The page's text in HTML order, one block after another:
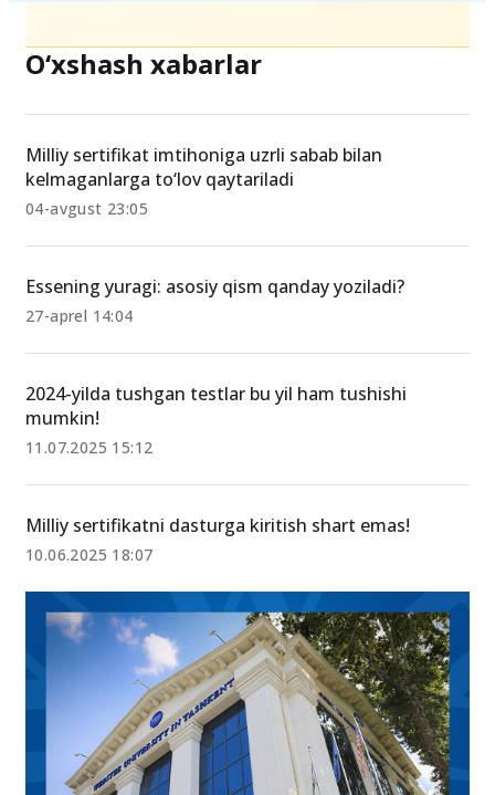
O‘xshash xabarlar
kelmaganlarga to‘lov qaytariladi
04-avgust 23:05
Essening yuragi: asosiy qism qanday yoziladi?
27-aprel 14:04
mumkin!
11.07.2025 15:12
Milliy sertifikatni dasturga kiritish shart emas!
10.06.2025 18:07